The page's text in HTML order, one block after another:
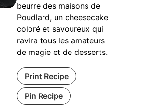
beurre des maisons de
Poudlard, un cheesecake
coloré et savoureux qui
ravira tous les amateurs
de magie et de desserts.
Print Recipe
Pin Recipe